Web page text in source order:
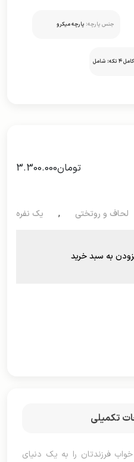
جنس پارچه: پارچه میکرو
ست کامل ۴ تکه: شامل
تومان3.300.000
لحاف و روتختی , یک نفره
به سبد خرید
تکمیلی
فرزندتان را به یک دنیای